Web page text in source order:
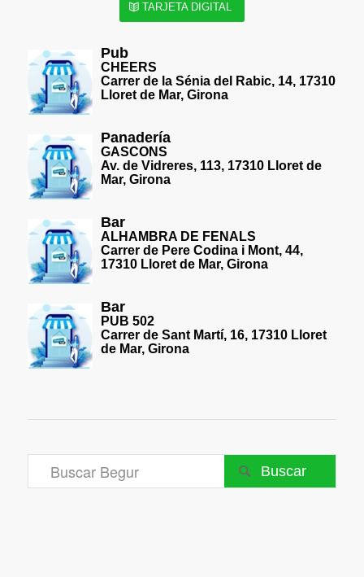
TARJETA DIGITAL
Pub
CHEERS
Carrer de la Sénia del Rabic, 14, 17310
Lloret de Mar, Girona
Panadería
GASCONS
Av. de Vidreres, 113, 17310 Lloret de
Mar, Girona
Bar
ALHAMBRA DE FENALS
Carrer de Pere Codina i Mont, 44,
17310 Lloret de Mar, Girona
Bar
PUB 502
Carrer de Sant Martí, 16, 17310 Lloret
de Mar, Girona
